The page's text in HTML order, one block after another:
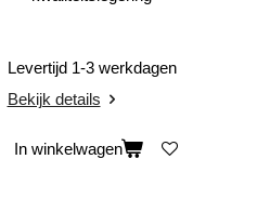
Levertijd 1-3 werkdagen
Bekijk details
In winkelwagen